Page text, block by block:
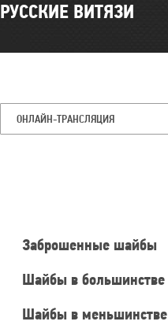
РУССКИЕ ВИТЯЗИ
ОНЛАЙН-ТРАНСЛЯЦИЯ
Заброшенные шайбы
Шайбы в большинстве
Шайбы в меньшинстве